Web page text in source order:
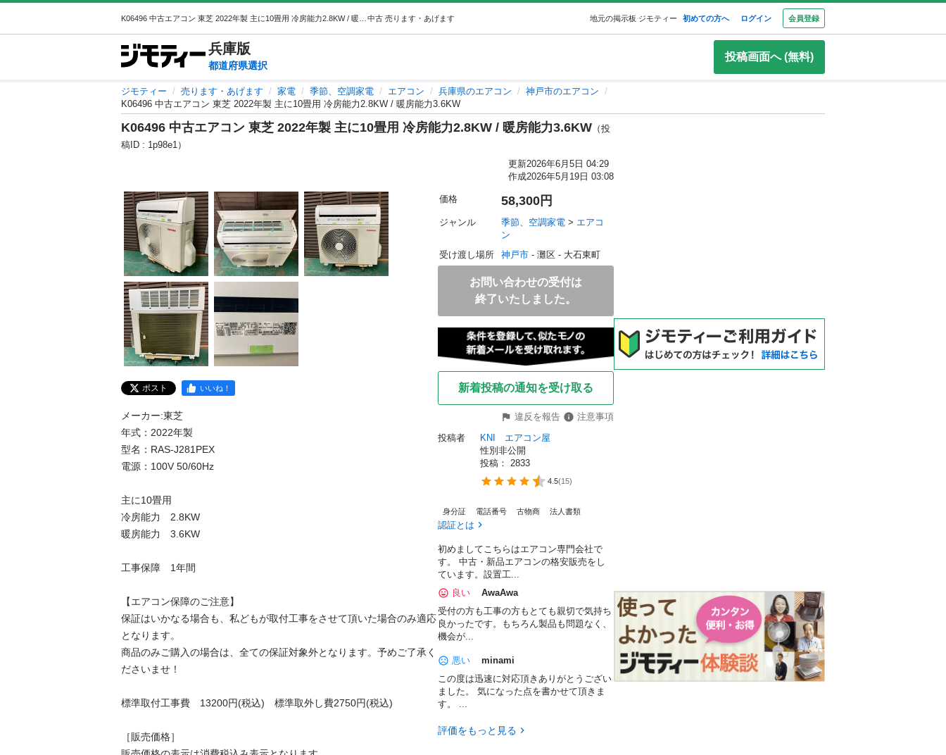
中古 売ります・あげます 地元の掲示板 ジモティー 初めての方へ ログイン 会員登録
兵庫版
都道府県選択
投稿画面へ (無料)
ジモティー 売ります・あげます 家電 季節、空調家電 エアコン 兵庫県のエアコン
神戸市のエアコン
K06496 中古エアコン 東芝 2022年製 主に10畳用 冷房能力2.8KW / 暖房能力3.6KW
K06496 中古エアコン 東芝 2022年製 主に10畳用 冷房能力2.8KW / 暖房能力3.6KW （投
稿ID : 1p98e1）
更新2026年6月5日 04:29
作成2026年5月19日 03:08
ポスト いいね！
メーカー:東芝
年式：2022年製
型名：RAS-J281PEX
電源：100V 50/60Hz
主に10畳用
冷房能力　2.8KW
暖房能力　3.6KW
工事保障　1年間
【エアコン保障のご注意】
保証はいかなる場合も、私どもが取付工事をさせて頂いた場合のみ適応
となります。
商品のみご購入の場合は、全ての保証対象外となります。予めご了承く
ださいませ！
標準取付工事費　13200円(税込)　標準取外し費2750円(税込)
［販売価格］
価格 58,300円
ジャンル 季節、空調家電 > エアコ
ン
受け渡し場所
神戸市 - 灘区 - 大石東町
お問い合わせの受付は
終了いたしました。
新着投稿の通知を受け取る
違反を報告
注意事項
投稿者
KNI　エアコン屋
性別非公開
投稿： 2833
4.5(15)
身分証 電話番号 古物商 法人書類
認証とは
初めましてこちらはエアコン専門会社で
す。 中古・新品エアコンの格安販売をし
ています。設置工...
良い
AwaAwa
受付の方も工事の方もとても親切で気持ち
良かったです。もちろん製品も問題なく、
機会が...
悪い
minami
この度は迅速に対応頂きありがとうござい
ました。 気になった点を書かせて頂きま
す。 ...
評価をもっと見る